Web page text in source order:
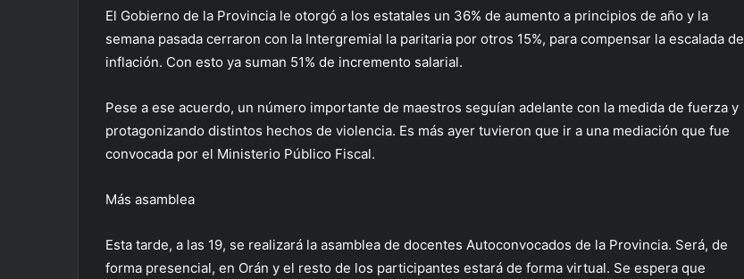
El Gobierno de la Provincia le otorgó a los estatales un 36% de aumento a principios de año y la
semana pasada cerraron con la Intergremial la paritaria por otros 15%, para compensar la escalada de
inflación. Con esto ya suman 51% de incremento salarial.
Pese a ese acuerdo, un número importante de maestros seguían adelante con la medida de fuerza y
protagonizando distintos hechos de violencia. Es más ayer tuvieron que ir a una mediación que fue
convocada por el Ministerio Público Fiscal.
Más asamblea
Esta tarde, a las 19, se realizará la asamblea de docentes Autoconvocados de la Provincia. Será, de
forma presencial, en Orán y el resto de los participantes estará de forma virtual. Se espera que